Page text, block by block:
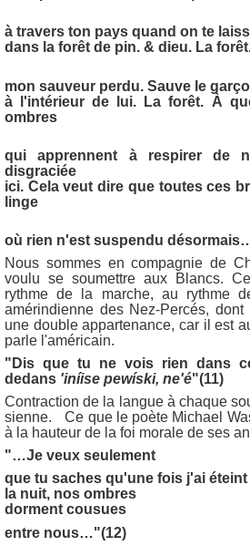
à travers ton pays quand on te
dans la forêt de pin. & dieu. La
mon sauveur perdu. Sauve le
à l'intérieur de lui. La forêt. À
ombres
qui apprennent à respirer de
disgraciée
ici. Cela veut dire que toutes ces
linge
où rien n'est suspendu
Nous sommes en compagnie de
voulu se soumettre aux Blancs.
rythme de la marche, au rythme
amérindienne des Nez-Percés,
une double appartenance, car il est
parle l'américain.
"Dis que tu ne vois rien dans
dedans 'iníise pewíski, ne'é"(11)
Contraction de la langue à chaque
sienne. Ce que le poète Michael
à la hauteur de la foi morale de ses
"…Je veux seulement
que tu saches qu'une fois j'ai éteint
la nuit, nos ombres
dorment cousues
entre nous…"(12)